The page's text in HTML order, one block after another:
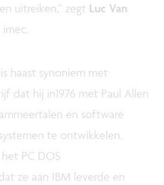
uitreiken," zegt Luc Van
imec.
haast synoniem met
dat hij in1976 met Paul Allen
en software
te ontwikkelen.
PC DOS
ze aan IBM leverde en